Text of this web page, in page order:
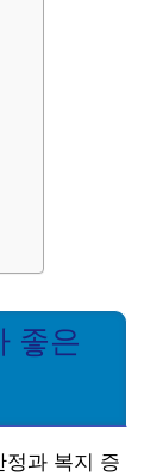
좋은
정과 복지 증